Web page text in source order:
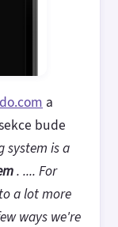
a
bude
system is a
. .... For
a lot more
ways we're